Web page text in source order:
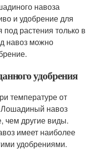
навоза
и удобрение для
растения только в
навоз можно
удобрения
температуре от
Лошадиный навоз
чем другие виды.
имеет наиболее
удобрениями.